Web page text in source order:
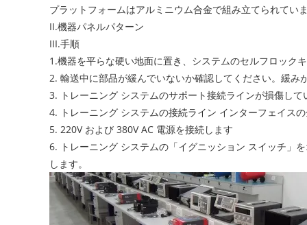
プラットフォームはアルミニウム合金で組み立てられてい
II.機器パネルパターン
III.手順
1.機器を平らな硬い地面に置き、システムのセルフロック
2. 輸送中に部品が緩んでいないか確認してください。緩み
3. トレーニング システムのサポート接続ラインが損傷し
4. トレーニング システムの接続ライン インターフェイス
5. 220V および 380V AC 電源を接続します
6. トレーニング システムの「イグニッション スイッチ」
します。